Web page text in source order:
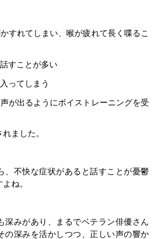
すれてしまい、喉が疲れて長く喋るこ
すことが多い
ってしまう
が出るようにボイストレーニングを受
ました。
、不快な症状があると話すことが憂鬱
ね。
深みがあり、まるでベテラン俳優さん
の深みを活かしつつ、正しい声の響か